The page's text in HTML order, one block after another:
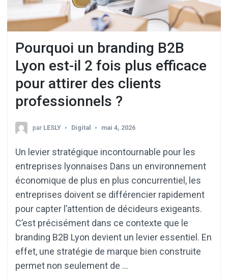
Pourquoi un branding B2B
Lyon est-il 2 fois plus efficace
pour attirer des clients
professionnels ?
par LESLY Digital mai 4, 2026
Un levier stratégique incontournable pour les
entreprises lyonnaises Dans un environnement
économique de plus en plus concurrentiel, les
entreprises doivent se différencier rapidement
pour capter l’attention de décideurs exigeants.
C’est précisément dans ce contexte que le
branding B2B Lyon devient un levier essentiel. En
effet, une stratégie de marque bien construite
permet non seulement de …